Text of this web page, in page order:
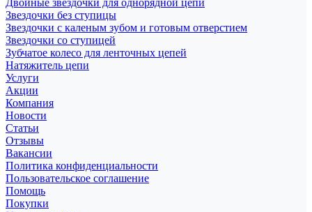
Двойные звездочки для однорядной цепи
Звездочки без ступицы
Звездочки с каленым зубом и готовым отверстием
Звездочки со ступицей
Зубчатое колесо для ленточных цепей
Натяжитель цепи
Услуги
Акции
Компания
Новости
Статьи
Отзывы
Вакансии
Политика конфиденциальности
Пользовательское соглашение
Помощь
Покупки